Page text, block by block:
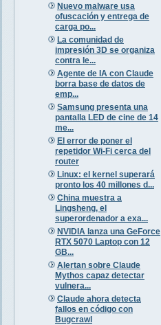
Nuevo malware usa
ofuscación y entrega de
carga po...
La comunidad de
impresión 3D se organiza
contra le...
Agente de IA con Claude
borra base de datos de
emp...
Samsung presenta una
pantalla LED de cine de 14
me...
El error de poner el
repetidor Wi-Fi cerca del
router
Linux: el kernel superará
pronto los 40 millones d...
China muestra a
Lingsheng, el
superordenador a exa...
NVIDIA lanza una GeForce
RTX 5070 Laptop con 12
GB...
Alertan sobre Claude
Mythos capaz detectar
vulnera...
Claude ahora detecta
fallos en código con
Bugcrawl